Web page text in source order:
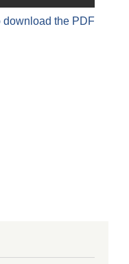
download the PDF